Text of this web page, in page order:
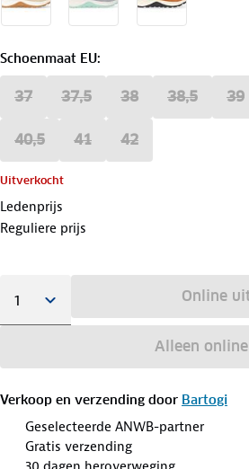
Schoenmaat EU:
37 37,5 38 38,5 39
40,5 41 42
Uitverkocht
Ledenprijs
Reguliere prijs
Online
Alleen online
Verkoop en verzending door Bartogi
Geselecteerde ANWB-partner
Gratis verzending